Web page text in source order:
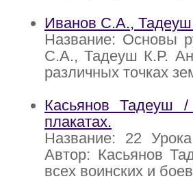
Иванов С.А.,
Название: Основы
С.А., Тадеуш К.Р.
различных точках
Касьянов Тадеуш
плакатах.
Название: 22
Автор: Касьянов
всех воинских и